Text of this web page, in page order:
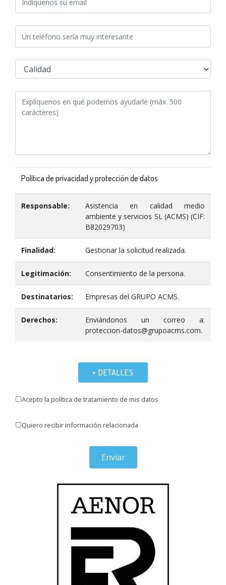
Política de privacidad y protección de datos
Responsable:
Asistencia en calidad medio
ambiente y servicios SL (ACMS) (CIF:
B82029703)
Finalidad: Gestionar la solicitud realizada.
Legitimación: Consentimiento de la persona.
Destinatarios: Empresas del GRUPO ACMS.
Derechos:
Enviándonos un correo a:
proteccion-datos@grupoacms.com.
+ DETALLES
Acepto la política de tratamiento de mis datos
Quiero recibir información relacionada
Enviar